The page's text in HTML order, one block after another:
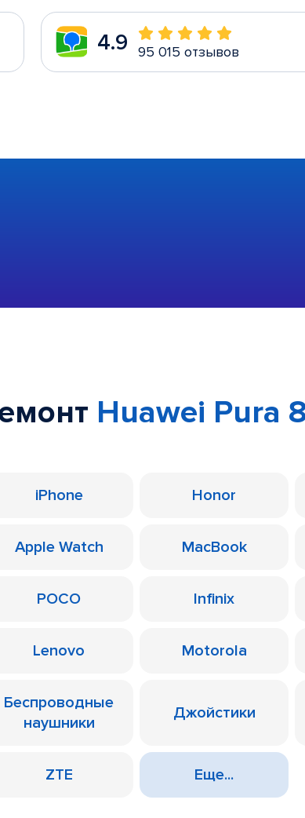
4.9 95 015 отзывов
Huawei Pura
iPhone Honor
Apple Watch MacBook
POCO Infinix
Lenovo Motorola
Беспроводные
наушники
Джойстики
ZTE Еще...